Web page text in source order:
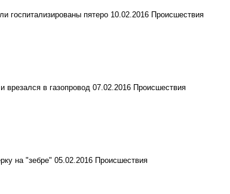
госпитализированы пятеро 10.02.2016 Происшествия
врезался в газопровод 07.02.2016 Происшествия
на "зебре" 05.02.2016 Происшествия